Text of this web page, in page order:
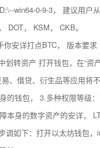
win64-0-9-3， 建议用户
DOT， KSM， CKB。
你安详打点BTC， 版本要
划转资产 打开钱包，在“资
、借贷、衍生品等应用将
的钱包， 3.多种权限等级
本身的数字资产的安详，
调如下：打开以太坊钱包